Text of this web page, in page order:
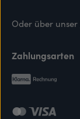
Oder über unser
Zahlungsarten